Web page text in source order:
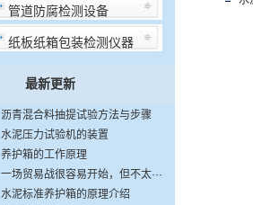
管道防腐检测设备
纸板纸箱包装检测仪器
最新更新
沥青混合料抽提试验方法与步骤
水泥压力试验机的装置
养护箱的工作原理
一场贸易战很容易开始，但不太···
水泥标准养护箱的原理介绍